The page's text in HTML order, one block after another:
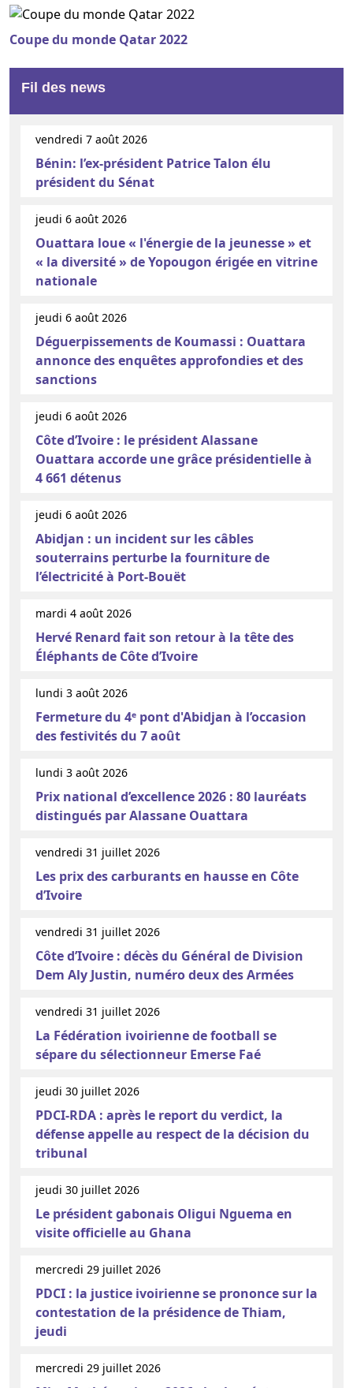
Coupe du monde Qatar 2022
Fil des news
vendredi 7 août 2026
Bénin: l’ex-président Patrice Talon élu
président du Sénat
jeudi 6 août 2026
Ouattara loue « l'énergie de la jeunesse » et
« la diversité » de Yopougon érigée en vitrine
nationale
jeudi 6 août 2026
Déguerpissements de Koumassi : Ouattara
annonce des enquêtes approfondies et des
sanctions
jeudi 6 août 2026
Côte d’Ivoire : le président Alassane
Ouattara accorde une grâce présidentielle à
4 661 détenus
jeudi 6 août 2026
Abidjan : un incident sur les câbles
souterrains perturbe la fourniture de
l’électricité à Port-Bouët
mardi 4 août 2026
Hervé Renard fait son retour à la tête des
Éléphants de Côte d’Ivoire
lundi 3 août 2026
Fermeture du 4ᵉ pont d'Abidjan à l’occasion
des festivités du 7 août
lundi 3 août 2026
Prix national d’excellence 2026 : 80 lauréats
distingués par Alassane Ouattara
vendredi 31 juillet 2026
Les prix des carburants en hausse en Côte
d’Ivoire
vendredi 31 juillet 2026
Côte d’Ivoire : décès du Général de Division
Dem Aly Justin, numéro deux des Armées
vendredi 31 juillet 2026
La Fédération ivoirienne de football se
sépare du sélectionneur Emerse Faé
jeudi 30 juillet 2026
PDCI-RDA : après le report du verdict, la
défense appelle au respect de la décision du
tribunal
jeudi 30 juillet 2026
Le président gabonais Oligui Nguema en
visite officielle au Ghana
mercredi 29 juillet 2026
PDCI : la justice ivoirienne se prononce sur la
contestation de la présidence de Thiam,
jeudi
mercredi 29 juillet 2026